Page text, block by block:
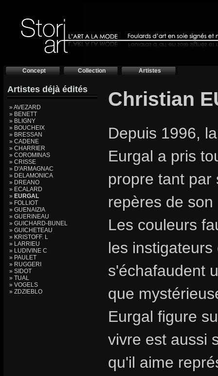
Concept Collection Artistes
Artistes déjà édités
» AVEZARD
» BENETT
» BLIGNY
» BOUCHEIX
» BRESSAN
» CADENE
» CHARRIER
» COROMINAS
» CRISSE
» D'ARMAGNAC
» DELAMONICA
» DREANO
» ECALARD
» EURGAL
» FOLLIOT
» GUENAIZIA
» GUERINEAU
» GUICHARD-BUNEL
» GUICHETEAU
» KRISTOFF. L
» LARRIEU
» LUDIVINE C
» PAULET
» RUGGERI
» SIDOT
» TUAL
» VOGELS
» ZDZIEBLO
Christian
Depuis 1996,
Eurgal a pris
propre tant par
repères de
Les couleurs
les
s'échafaudent
que
Eurgal figure
vivre est aussi
qu'il aime